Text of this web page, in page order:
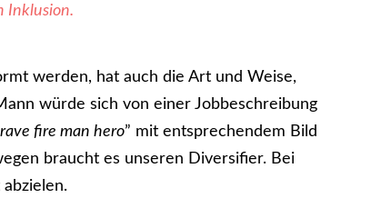
Inklusion.
werden, hat auch die Art und Weise,
würde sich von einer Jobbeschreibung
fire man hero” mit entsprechendem Bild
braucht es unseren Diversifier. Bei